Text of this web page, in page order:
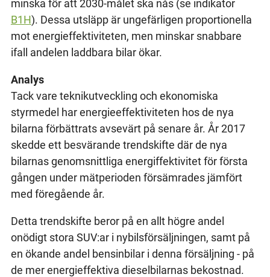
minska för att 2030-målet ska nås (se indikator
B1H). Dessa utsläpp är ungefärligen proportionella
mot energieffektiviteten, men minskar snabbare
ifall andelen laddbara bilar ökar.
Analys
Tack vare teknikutveckling och ekonomiska
styrmedel har energieeffektiviteten hos de nya
bilarna förbättrats avsevärt på senare år. År 2017
skedde ett besvärande trendskifte där de nya
bilarnas genomsnittliga energiffektivitet för första
gången under mätperioden försämrades jämfört
med föregående år.
Detta trendskifte beror på en allt högre andel
onödigt stora SUV:ar i nybilsförsäljningen, samt på
en ökande andel bensinbilar i denna försäljning - på
de mer energieffektiva dieselbilarnas bekostnad.